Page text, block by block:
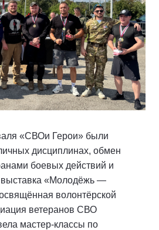
«СВОи Герои» были
дисциплинах, обмен
боевых действий и
«Молодёжь —
волонтёрской
ветеранов СВО
мастер-классы по